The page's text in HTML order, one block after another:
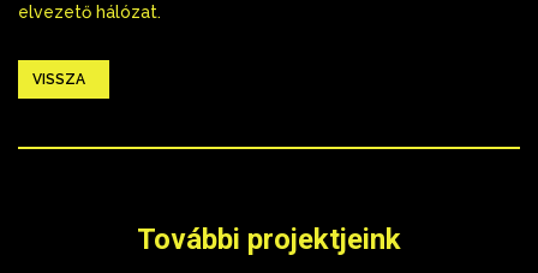
elvezető hálózat.
VISSZA
További projektjeink